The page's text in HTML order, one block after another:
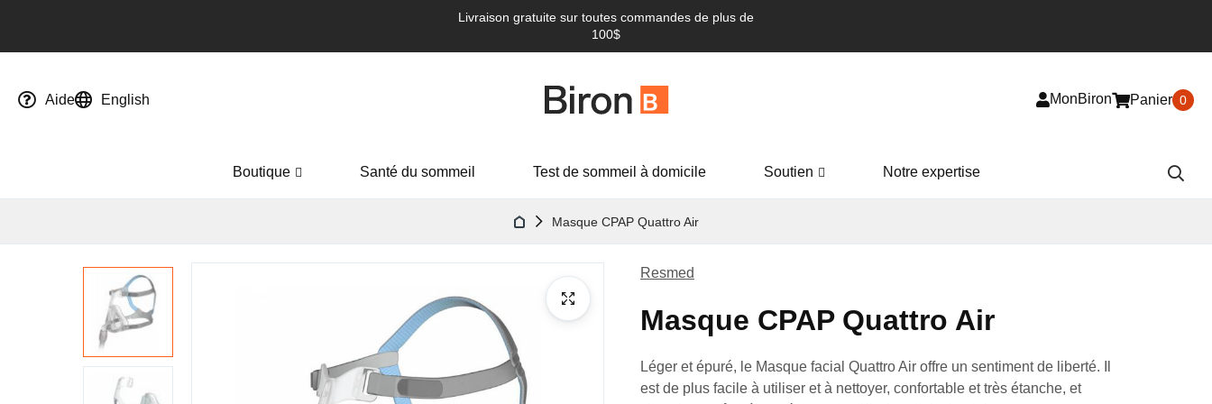
Livraison gratuite sur toutes commandes de plus de
100$
Aide English MonBiron Panier 0
Boutique Santé du sommeil Test de sommeil à domicile Soutien Notre expertise
Masque CPAP Quattro Air
Passer
de
Resmed
Masque CPAP Quattro Air
Léger et épuré, le Masque facial Quattro Air offre un sentiment de liberté. Il
est de plus facile à utiliser et à nettoyer, confortable et très étanche, et